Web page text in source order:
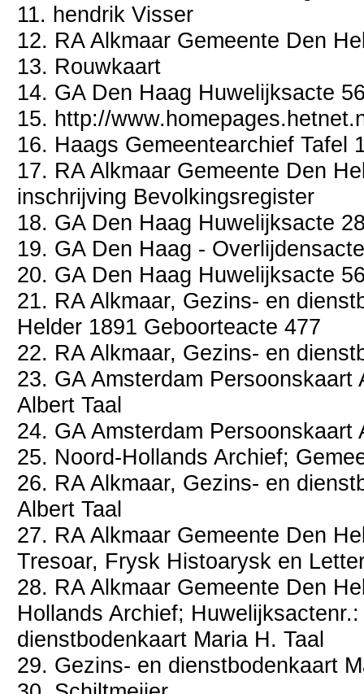
11. hendrik Visser
12. RA Alkmaar Gemeente Den
13. Rouwkaart
14. GA Den Haag Huwelijksacte
15. http://
16. Haags Gemeentearchief Tafel
17. RA Alkmaar Gemeente Den
inschrijving Bevolkingsregister
18. GA Den Haag Huwelijksacte
19. GA Den Haag -
20. GA Den Haag Huwelijksacte
21. RA Alkmaar, Gezins- en
Helder 1891 Geboorteacte 477
22. RA Alkmaar, Gezins- en
23. GA Amsterdam
Albert Taal
24. GA Amsterdam Persoonskaart
25. Noord-Hollands Archief;
26. RA Alkmaar, Gezins- en
Albert Taal
27. RA Alkmaar Gemeente Den
Tresoar, Frysk Histoarysk en
28. RA Alkmaar Gemeente Den
Hollands Archief;
dienstbodenkaart Maria H. Taal
29. Gezins- en dienstbodenkaart